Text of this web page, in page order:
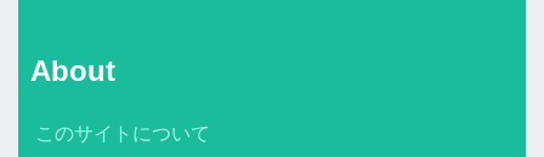
About
このサイトについて